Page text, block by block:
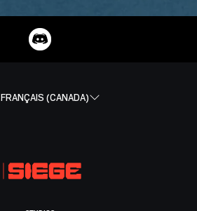
FRANÇAIS (CANADA)